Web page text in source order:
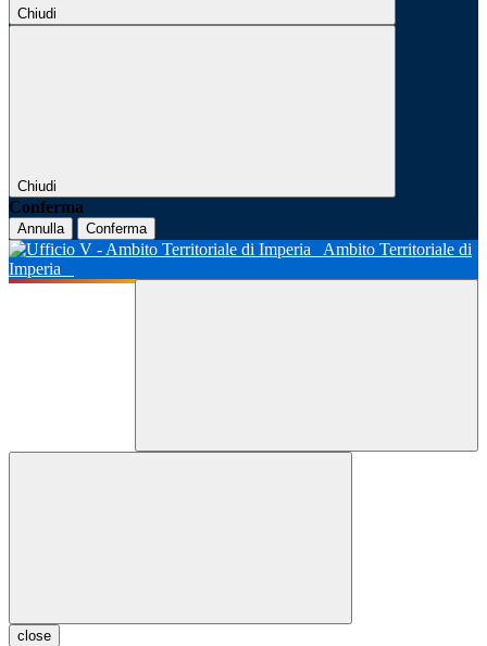
Chiudi
Chiudi
Conferma
Annulla Conferma
Ambito Territoriale di
Imperia
close